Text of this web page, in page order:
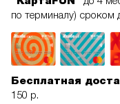
по терминалу) сроком
Бесплатная
150 р.